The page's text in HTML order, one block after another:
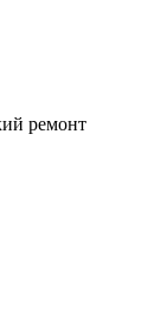
ремонт